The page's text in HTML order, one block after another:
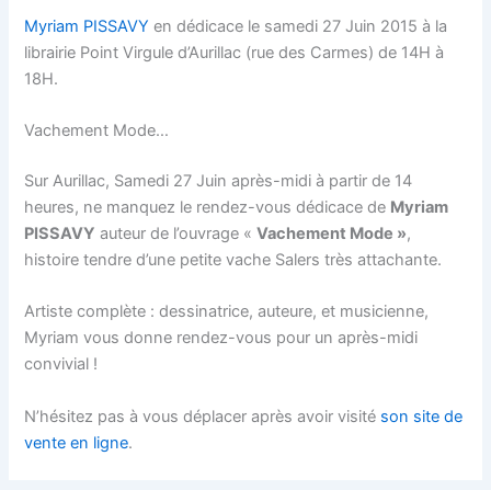
Myriam PISSAVY en dédicace le samedi 27 Juin 2015 à la
librairie Point Virgule d’Aurillac (rue des Carmes) de 14H à
18H.
Vachement Mode…
Sur Aurillac, Samedi 27 Juin après-midi à partir de 14
heures, ne manquez le rendez-vous dédicace de Myriam
PISSAVY auteur de l’ouvrage «Vachement Mode »,
histoire tendre d’une petite vache Salers très attachante.
Artiste complète : dessinatrice, auteure, et musicienne,
Myriam vous donne rendez-vous pour un après-midi
convivial !
N’hésitez pas à vous déplacer après avoir visité son site de
vente en ligne.